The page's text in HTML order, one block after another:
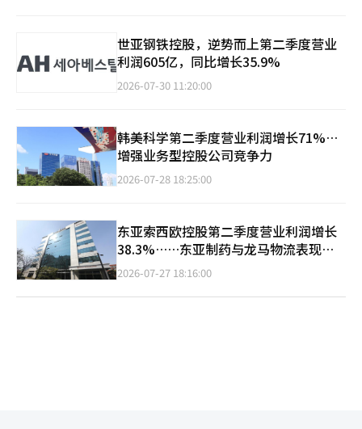
世亚钢铁控股，逆势而上第二季度营业
利润605亿，同比增长35.9%
2026-07-30 11:20:00
韩美科学第二季度营业利润增长71%…
增强业务型控股公司竞争力
2026-07-28 18:25:00
东亚索西欧控股第二季度营业利润增长
38.3%……东亚制药与龙马物流表现优
异
2026-07-27 18:16:00